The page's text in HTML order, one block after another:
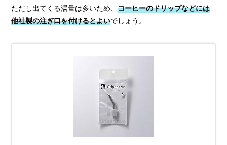
ただし出てくる湯量は多いため、コーヒーのドリップなどには
他社製の注ぎ口を付けるとよいでしょう。